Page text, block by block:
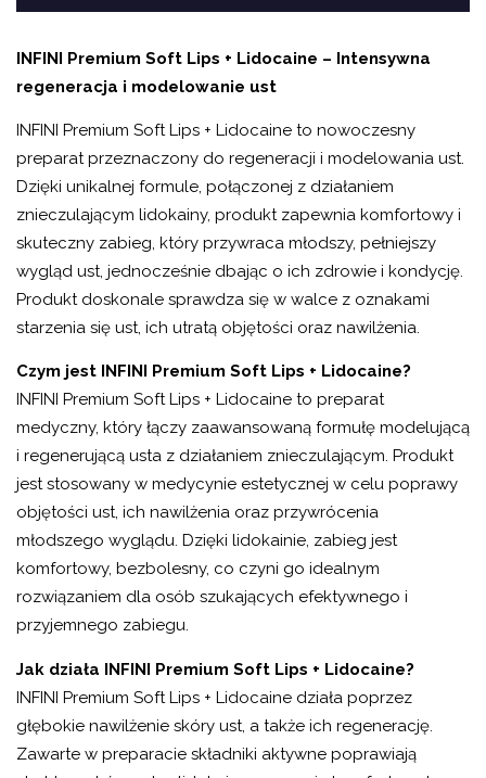
Usta
INFINI Premium Soft Lips + Lidocaine – Intensywna
regeneracja i modelowanie ust
INFINI Premium Soft Lips + Lidocaine to nowoczesny
preparat przeznaczony do regeneracji i modelowania ust.
Dzięki unikalnej formule, połączonej z działaniem
znieczulającym lidokainy, produkt zapewnia komfortowy i
skuteczny zabieg, który przywraca młodszy, pełniejszy
wygląd ust, jednocześnie dbając o ich zdrowie i kondycję.
Produkt doskonale sprawdza się w walce z oznakami
starzenia się ust, ich utratą objętości oraz nawilżenia.
Czym jest INFINI Premium Soft Lips + Lidocaine?
INFINI Premium Soft Lips + Lidocaine to preparat
medyczny, który łączy zaawansowaną formułę modelującą
i regenerującą usta z działaniem znieczulającym. Produkt
jest stosowany w medycynie estetycznej w celu poprawy
objętości ust, ich nawilżenia oraz przywrócenia
młodszego wyglądu. Dzięki lidokainie, zabieg jest
komfortowy, bezbolesny, co czyni go idealnym
rozwiązaniem dla osób szukających efektywnego i
przyjemnego zabiegu.
Jak działa INFINI Premium Soft Lips + Lidocaine?
INFINI Premium Soft Lips + Lidocaine działa poprzez
głębokie nawilżenie skóry ust, a także ich regenerację.
Zawarte w preparacie składniki aktywne poprawiają